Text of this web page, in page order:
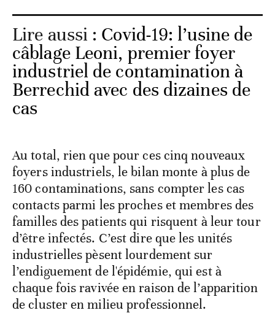
Lire aussi : Covid-19: l’usine de
câblage Leoni, premier foyer
industriel de contamination à
Berrechid avec des dizaines de
cas
Au total, rien que pour ces cinq nouveaux
foyers industriels, le bilan monte à plus de
160 contaminations, sans compter les cas
contacts parmi les proches et membres des
familles des patients qui risquent à leur tour
d’être infectés. C’est dire que les unités
industrielles pèsent lourdement sur
l’endiguement de l'épidémie, qui est à
chaque fois ravivée en raison de l’apparition
de cluster en milieu professionnel.